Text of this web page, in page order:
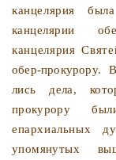
канцелярия
канцелярии
канцелярия
обер-прокурору.
лись дела,
прокурору
епархиальных
упомянутых